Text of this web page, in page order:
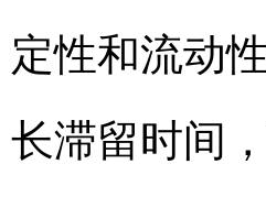
定性和流动
长滞留时间